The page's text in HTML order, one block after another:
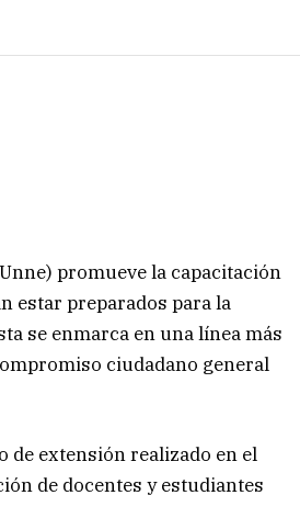
promueve la capacitación
estar preparados para la
se enmarca en una línea más
ciudadano general
de extensión realizado en el
de docentes y estudiantes